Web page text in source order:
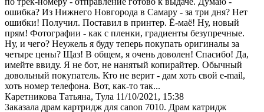
ошибка? Из Нижнего Новгорода в Самару - за три дня? Нет
ошибки! Получил. Поставил в принтер. Ё-маё! Ну, новый
прям! Фотографии - как с пленки, градиенты безупречные.
Ну, и чего? Неужель я буду теперь покупать оригиналы за
четыре цены? Щаз! В общем, я очень доволен! Спасибо! Да,
имейте ввиду. Я не бот, не нанятый копирайтер. Обычный
довольный покупатель. Кто не верит - дам хоть свой e-mail,
хоть номер телефона. Вот, как-то так...
Каретникова Татьяна, Тула 11/10/2021, 15:38
Заказала драм картридж для canon 7010. Драм катридж